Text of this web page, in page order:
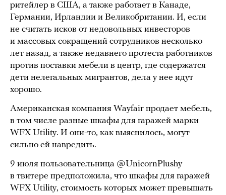
ритейлер в США, а также работает в Канаде,
Германии, Ирландии и Великобритании. И, если
не считать исков от недовольных инвесторов
и массовых сокращений сотрудников несколько
лет назад, а также недавнего протеста работников
против поставки мебели в центр, где содержатся
дети нелегальных мигрантов, дела у нее идут
хорошо.
Американская компания Wayfair продает мебель,
в том числе разные шкафы для гаражей марки
WFX Utility. И они-то, как выяснилось, могут
сильно ей навредить.
9 июля пользовательница @UnicornPlushy
в твитере предположила, что шкафы для гаражей
WFX Utility, стоимость которых может превышать